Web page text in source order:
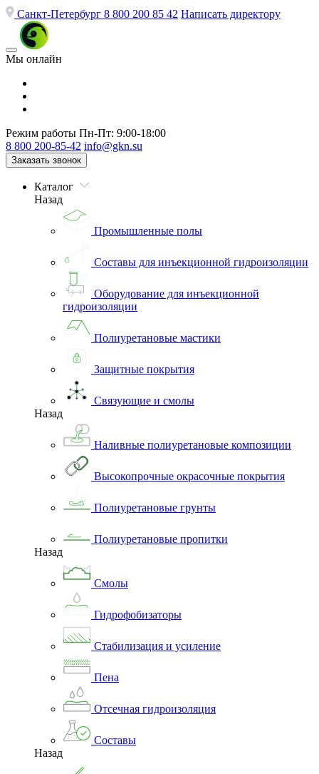
Санкт-Петербург 8 800 200 85 42 Написать директору
Мы онлайн
Режим работы Пн-Пт: 9:00-18:00
8 800 200-85-42 info@gkn.su
Заказать звонок
Каталог
Назад
Промышленные полы
Составы для инъекционной гидроизоляции
Оборудование для инъекционной
гидроизоляции
Полиуретановые мастики
Защитные покрытия
Связующие и смолы
Назад
Наливные полиуретановые композиции
Высокопрочные окрасочные покрытия
Полиуретановые грунты
Полиуретановые пропитки
Назад
Смолы
Гидрофобизаторы
Стабилизация и усиление
Пена
Отсечная гидроизоляция
Составы
Назад